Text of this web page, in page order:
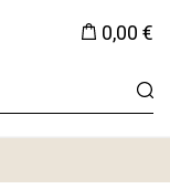
0,00 €